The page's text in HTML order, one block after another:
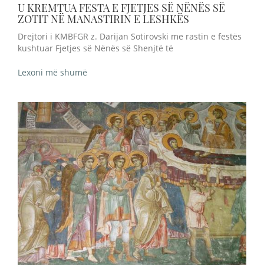
U KREMTUA FESTA E FJETJES SË NËNËS SË
ZOTIT NË MANASTIRIN E LESHKËS
Drejtori i KMBFGR z. Darijan Sotirovski me rastin e festës
kushtuar Fjetjes së Nënës së Shenjtë të
Lexoni më shumë